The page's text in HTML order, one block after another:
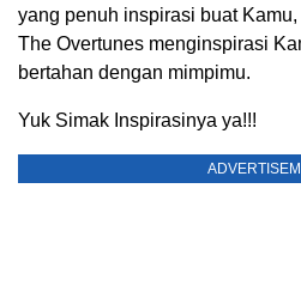
yang penuh inspirasi buat
The Overtunes menginspirasi
bertahan dengan mimpimu.
Yuk Simak Inspirasinya ya!!!